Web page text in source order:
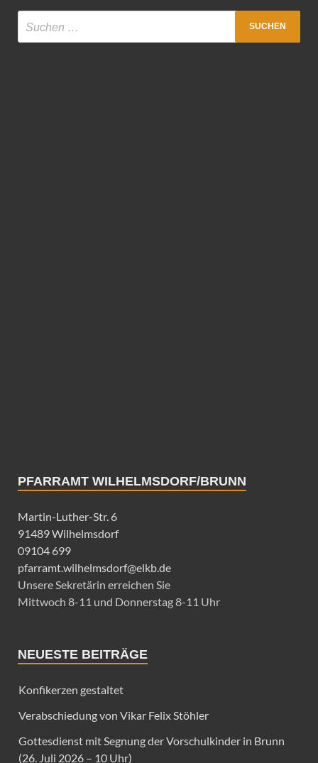
PFARRAMT WILHELMSDORF/BRUNN
Martin-Luther-Str. 6
91489 Wilhelmsdorf
09104 699
pfarramt.wilhelmsdorf@elkb.de
Unsere Sekretärin erreichen Sie
Mittwoch 8-11 und Donnerstag 8-11 Uhr
NEUESTE BEITRÄGE
Konfikerzen gestaltet
Verabschiedung von Vikar Felix Stöhler
Gottesdienst mit Segnung der Vorschulkinder in Brunn
(26. Juli 2026 – 10 Uhr)